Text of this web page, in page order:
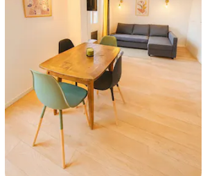
4.86 de 5, 141 reseñas